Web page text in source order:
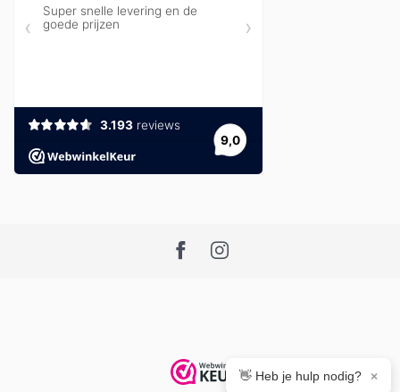
👋 Heb je hulp nodig? ×